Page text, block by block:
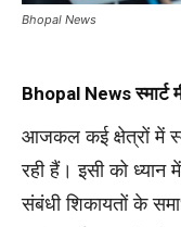
Bhopal News
Bhopal News
आजकल कई क्षेत्रों में
रही हैं। इसी को ध्यान
संबंधी शिकायतों के